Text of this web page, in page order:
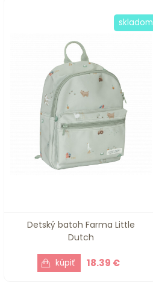
Detský batoh Farma Little
Dutch
18.39 €
skladom